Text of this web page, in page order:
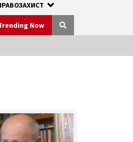
Now
ВТРАТИВ ВСІ
ДО 1945 РОКУ,